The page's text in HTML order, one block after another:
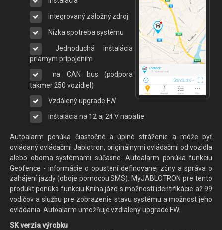
Integrovaný záložný zdroj
Nízka spotreba systému
Jednoduchá inštalácia
priamym pripojením
na CAN bus (podpora
takmer 250 vozidiel)
Vzdálený upgrade FW
Inštalácia na 12 aj 24 V napätie
Autoalarm ponúka čiastočné a úplné stráženie a môže byť
ovládaný ovládačmi Jablotron, originálnymi ovládačmi od vozidla
alebo oboma systémami súčasne. Autoalarm ponúka funkciu
Geofence - informácie o opustení definovanej zóny a správa o
zahájení jazdy (oboje pomocou SMS). MyJABLOTRON pre tento
produkt ponúka funkciu Kniha jázd s možností identifikácie až 99
vodičov a službu pre zobrazenie stavu systému a možnost jeho
ovládania. Autoalarm umožňuje vzdialený upgrade FW.
SK verzia výrobku